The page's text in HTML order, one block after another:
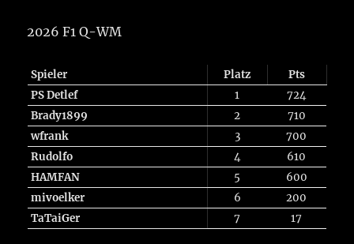
2026 F1 Q-WM
Spieler Platz
Pts
PS Detlef
1
724
Brady1899
2
710
wfrank
3
700
Rudolfo
4
610
HAMFAN
5
600
mivoelker
6
200
TaTaiGer
7 17